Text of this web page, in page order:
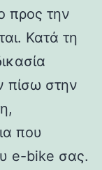
προς την
Κατά τη
πίσω στην
που
e-bike σας.